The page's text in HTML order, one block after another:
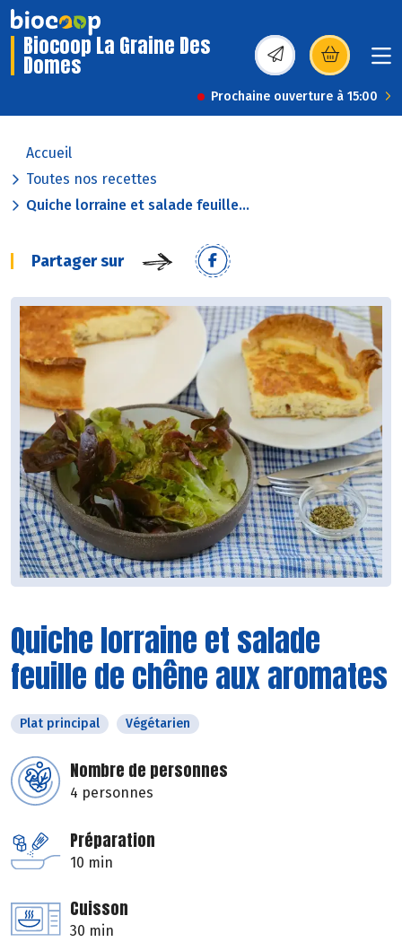
Biocoop La Graine Des
Domes (s’ouvre dans une
Prochaine ouverture à 15:00
Accueil
Toutes nos recettes
Quiche lorraine et salade feuille...
Partager sur
Quiche lorraine et salade
feuille de chêne aux aromates
Plat principal Végétarien
Nombre de personnes
4 personnes
Préparation
10 min
Cuisson
30 min